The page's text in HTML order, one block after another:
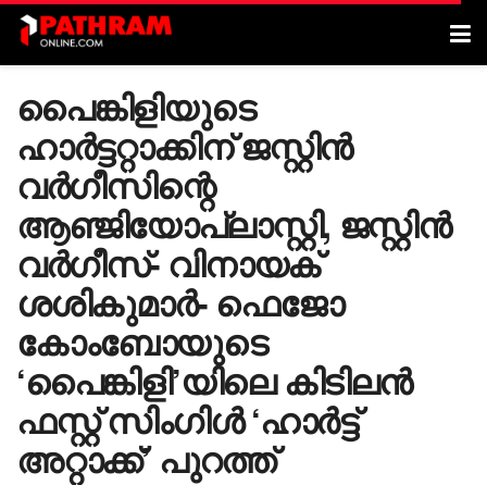
പൈങ്കിളിയുടെ
ഹാര്‍ട്ടറ്റാക്കിന് ജസ്റ്റിന്‍
വര്‍ഗീസിന്റെ
ആഞ്ജിയോപ്ലാസ്റ്റി, ജസ്റ്റിന്‍
വര്‍ഗീസ്- വിനായക്
ശശികുമാര്‍- ഫെജോ
കോംബോയുടെ
‘പൈങ്കിളി’യിലെ കിടിലന്‍
ഫസ്റ്റ് സിംഗിള്‍ ‘ഹാര്‍ട്ട്
അറ്റാക്ക്’ പുറത്ത്